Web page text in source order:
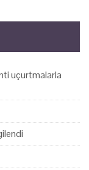
uçurtmalarla